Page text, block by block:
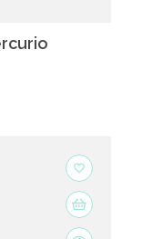
favorite_border